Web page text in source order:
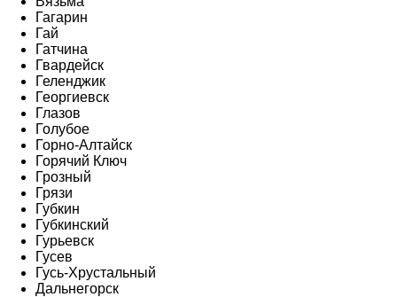
Гагарин
Гай
Гатчина
Гвардейск
Геленджик
Георгиевск
Глазов
Голубое
Горно-Алтайск
Горячий Ключ
Грозный
Грязи
Губкин
Губкинский
Гурьевск
Гусев
Гусь-Хрустальный
Дальнегорск